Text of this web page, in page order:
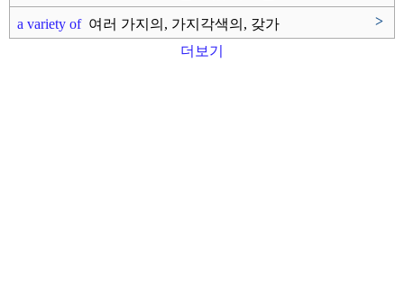
a variety of여러 가지의, 가지각색의, 갖가
>
더보기